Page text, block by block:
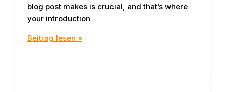
blog post makes is crucial, and that’s where
your introduction
Mastering
Beitrag lesen »